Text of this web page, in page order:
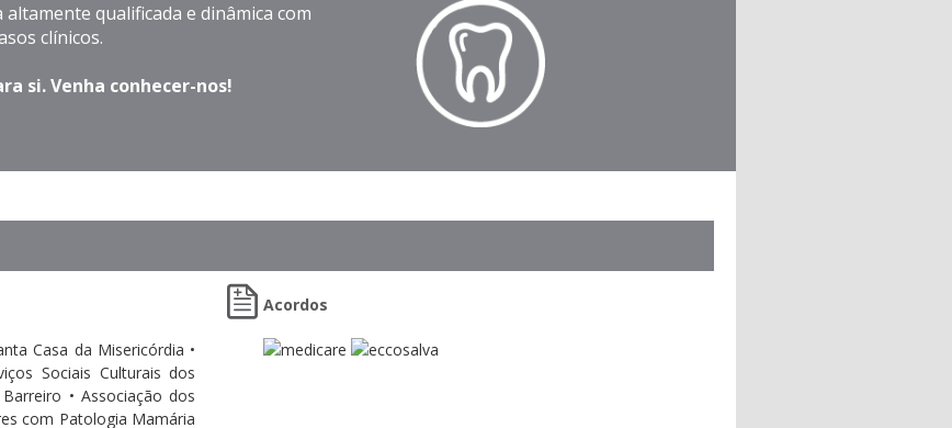
qualificada e dinâmica com
clínicos.
si. Venha conhecer-nos!
Casa da Misericórdia •
Sociais Culturais dos
• Associação dos
com Patologia Mamária
Acordos